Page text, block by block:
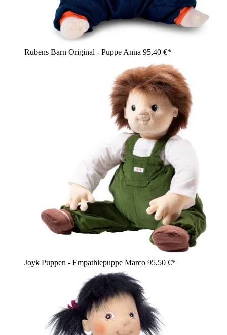
Rubens Barn Original - Puppe Anna 95,40 €*
Joyk Puppen - Empathiepuppe Marco 95,50 €*